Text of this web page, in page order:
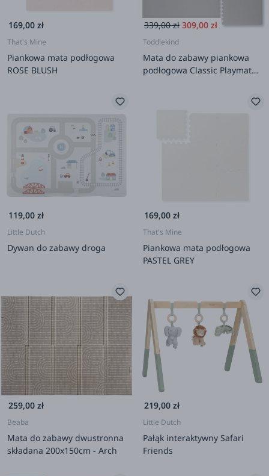
169,00 zł
That's Mine
Piankowa mata podłogowa
ROSE BLUSH
339,00 zł 309,00 zł
Toddlekind
Mata do zabawy piankowa
podłogowa Classic Playmat
119,00 zł
Little Dutch
Dywan do zabawy droga
169,00 zł
That's Mine
Piankowa mata podłogowa
PASTEL GREY
259,00 zł
Beaba
Mata do zabawy dwustronna
składana 200x150cm - Arch
219,00 zł
Little Dutch
Pałąk interaktywny Safari
Friends